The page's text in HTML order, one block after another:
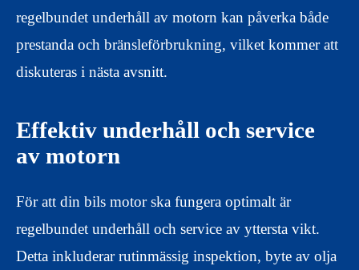
regelbundet underhåll av motorn kan påverka både
prestanda och bränsleförbrukning, vilket kommer att
diskuteras i nästa avsnitt.
Effektiv underhåll och service
av motorn
För att din bils motor ska fungera optimalt är
regelbundet underhåll och service av yttersta vikt.
Detta inkluderar rutinmässig inspektion, byte av olja